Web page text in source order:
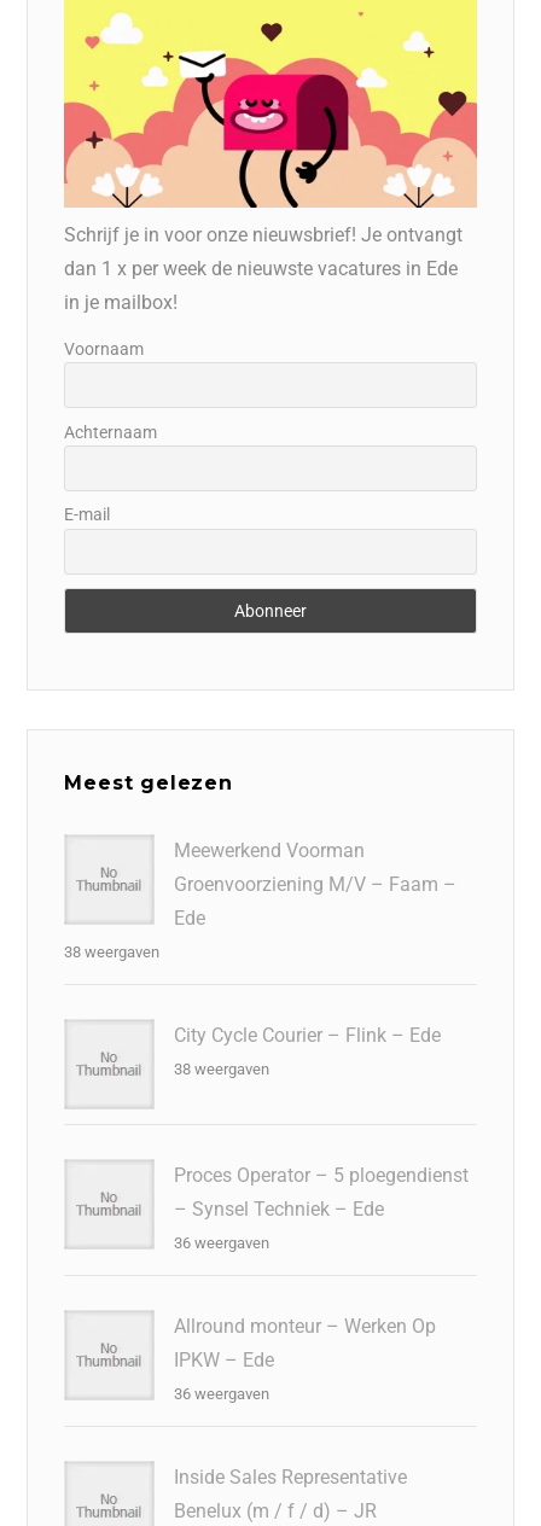
Schrijf je in voor onze nieuwsbrief! Je ontvangt
dan 1 x per week de nieuwste vacatures in Ede
in je mailbox!
Voornaam
Achternaam
E-mail
Meest gelezen
Meewerkend Voorman
Groenvoorziening M/V – Faam –
Ede
38 weergaven
City Cycle Courier – Flink – Ede
38 weergaven
Proces Operator – 5 ploegendienst
– Synsel Techniek – Ede
36 weergaven
Allround monteur – Werken Op
IPKW – Ede
36 weergaven
Inside Sales Representative
Benelux (m / f / d) – JR